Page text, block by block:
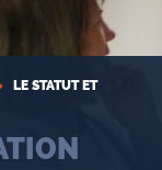
LE STATUT ET